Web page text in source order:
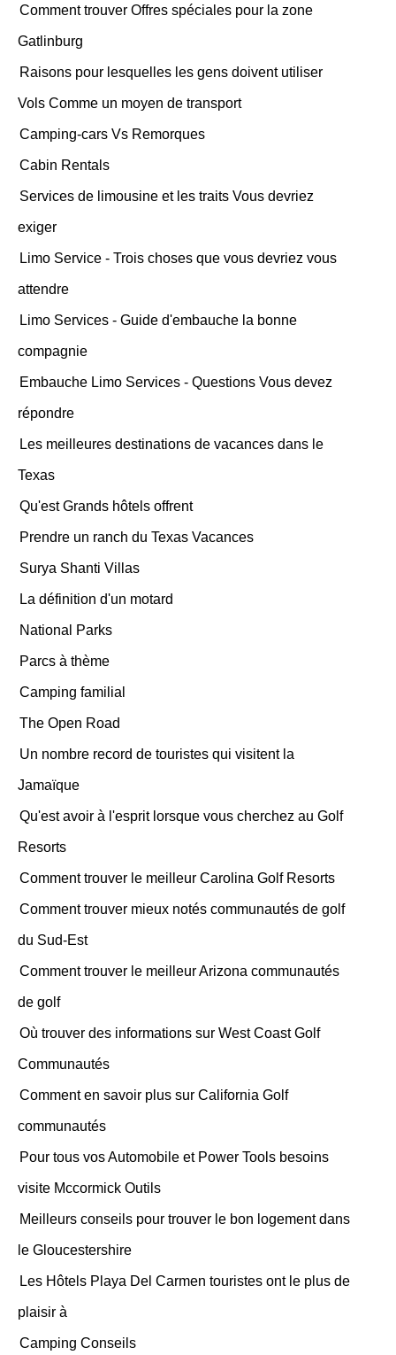
Comment trouver Offres spéciales pour la zone
Gatlinburg
Raisons pour lesquelles les gens doivent utiliser
Vols Comme un moyen de transport
Camping-cars Vs Remorques
Cabin Rentals
Services de limousine et les traits Vous devriez
exiger
Limo Service - Trois choses que vous devriez vous
attendre
Limo Services - Guide d'embauche la bonne
compagnie
Embauche Limo Services - Questions Vous devez
répondre
Les meilleures destinations de vacances dans le
Texas
Qu'est Grands hôtels offrent
Prendre un ranch du Texas Vacances
Surya Shanti Villas
La définition d'un motard
National Parks
Parcs à thème
Camping familial
The Open Road
Un nombre record de touristes qui visitent la
Jamaïque
Qu'est avoir à l'esprit lorsque vous cherchez au Golf
Resorts
Comment trouver le meilleur Carolina Golf Resorts
Comment trouver mieux notés communautés de golf
du Sud-Est
Comment trouver le meilleur Arizona communautés
de golf
Où trouver des informations sur West Coast Golf
Communautés
Comment en savoir plus sur California Golf
communautés
Pour tous vos Automobile et Power Tools besoins
visite Mccormick Outils
Meilleurs conseils pour trouver le bon logement dans
le Gloucestershire
Les Hôtels Playa Del Carmen touristes ont le plus de
plaisir à
Camping Conseils